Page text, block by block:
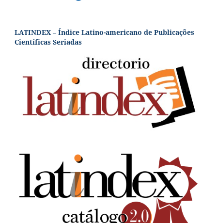
LATINDEX – Índice Latino-americano de Publicações
Científicas Seriadas